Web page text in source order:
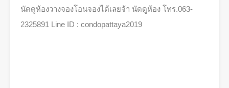
นัดดูห้องวางจองโอนจองได้เลยจ้า นัดดูห้อง โทร.063-
2325891 Line ID : condopattaya2019